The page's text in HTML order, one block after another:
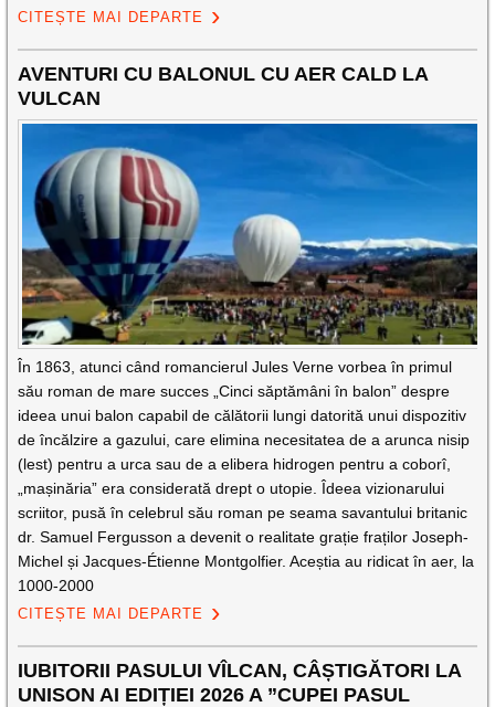
CITEȘTE MAI DEPARTE
AVENTURI CU BALONUL CU AER CALD LA
VULCAN
În 1863, atunci când romancierul Jules Verne vorbea în primul
său roman de mare succes „Cinci săptămâni în balon” despre
ideea unui balon capabil de călătorii lungi datorită unui dispozitiv
de încălzire a gazului, care elimina necesitatea de a arunca nisip
(lest) pentru a urca sau de a elibera hidrogen pentru a coborî,
„mașinăria” era considerată drept o utopie. Îdeea vizionarului
scriitor, pusă în celebrul său roman pe seama savantului britanic
dr. Samuel Fergusson a devenit o realitate grație fraților Joseph-
Michel și Jacques-Étienne Montgolfier. Aceștia au ridicat în aer, la
1000-2000
CITEȘTE MAI DEPARTE
IUBITORII PASULUI VÎLCAN, CÂȘTIGĂTORI LA
UNISON AI EDIȚIEI 2026 A ”CUPEI PASUL